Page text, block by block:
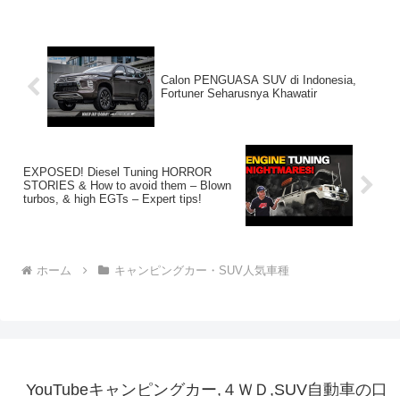
Calon PENGUASA SUV di Indonesia,
Fortuner Seharusnya Khawatir
EXPOSED! Diesel Tuning HORROR
STORIES & How to avoid them – Blown
turbos, & high EGTs – Expert tips!
ホーム キャンピングカー・SUV人気車種
YouTubeキャンピングカー,４ＷＤ,SUV自動車の口